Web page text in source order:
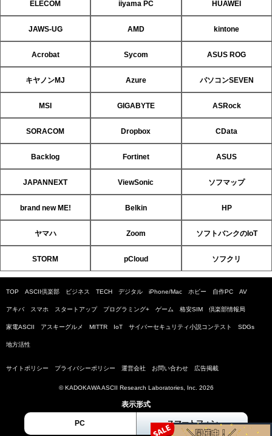
ELECOM iiyama PC HUAWEI
JAWS-UG AMD kintone
Acrobat Sycom ASUS ROG
キヤノンMJ Azure パソコンSEVEN
MSI GIGABYTE ASRock
SORACOM Dropbox CData
Backlog Fortinet ASUS
JAPANNEXT ViewSonic ソフマップ
brand new ME! Belkin HP
ヤマハ Zoom ソフトバンクのIoT
STORM pCloud ソフクリ
TOP ASCII倶楽部 ビジネス TECH デジタル iPhone/Mac ホビー 自作PC AV
アキバ スマホ スタートアップ プログラミング+ ゲーム 格安SIM 倶楽部情報局
家電ASCII アスキーグルメ MITTR IoT サイバーセキュリティ小説コンテスト SDGs
地方活性
サイトポリシー プライバシーポリシー 運営会社 お問い合わせ 広告掲載
© KADOKAWA ASCII Research Laboratories, Inc. 2026
表示形式
PC スマートフォン